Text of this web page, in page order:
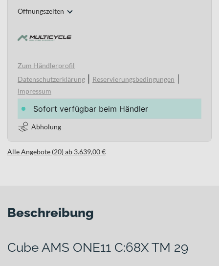
Öffnungszeiten
Zum Händlerprofil
Datenschutzerklärung
Reservierungsbedingungen
Impressum
Sofort verfügbar beim Händler
Abholung
Alle Angebote (20) ab 3.639,00 €
Beschreibung
Cube AMS ONE11 C:68X TM 29